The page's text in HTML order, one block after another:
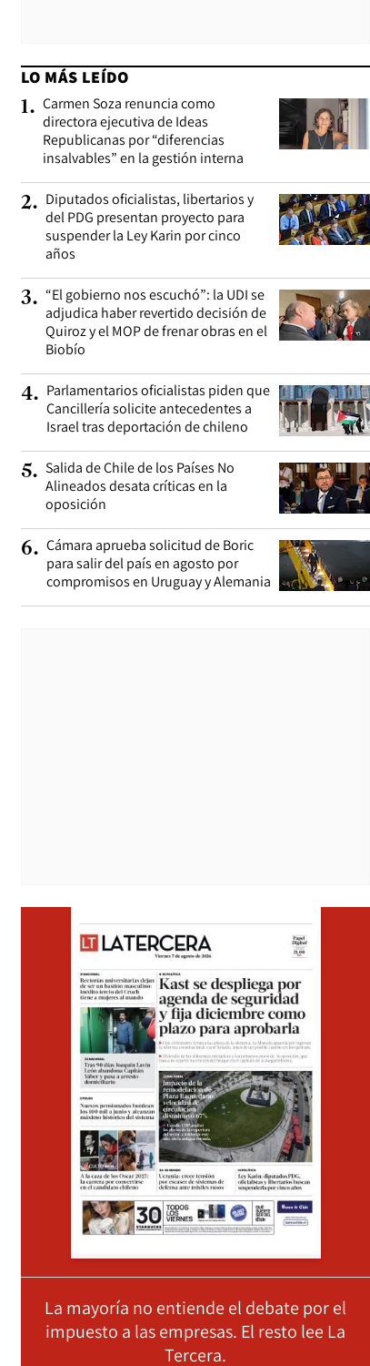
LO MÁS LEÍDO
1. Carmen Soza renuncia como
directora ejecutiva de Ideas
Republicanas por “diferencias
insalvables” en la gestión interna
2. Diputados oficialistas, libertarios y
del PDG presentan proyecto para
suspender la Ley Karin por cinco
años
3. “El gobierno nos escuchó”: la UDI se
adjudica haber revertido decisión de
Quiroz y el MOP de frenar obras en el
Biobío
4. Parlamentarios oficialistas piden que
Cancillería solicite antecedentes a
Israel tras deportación de chileno
5. Salida de Chile de los Países No
Alineados desata críticas en la
oposición
6. Cámara aprueba solicitud de Boric
para salir del país en agosto por
compromisos en Uruguay y Alemania
La mayoría no entiende el debate por el
impuesto a las empresas. El resto lee La
Tercera.